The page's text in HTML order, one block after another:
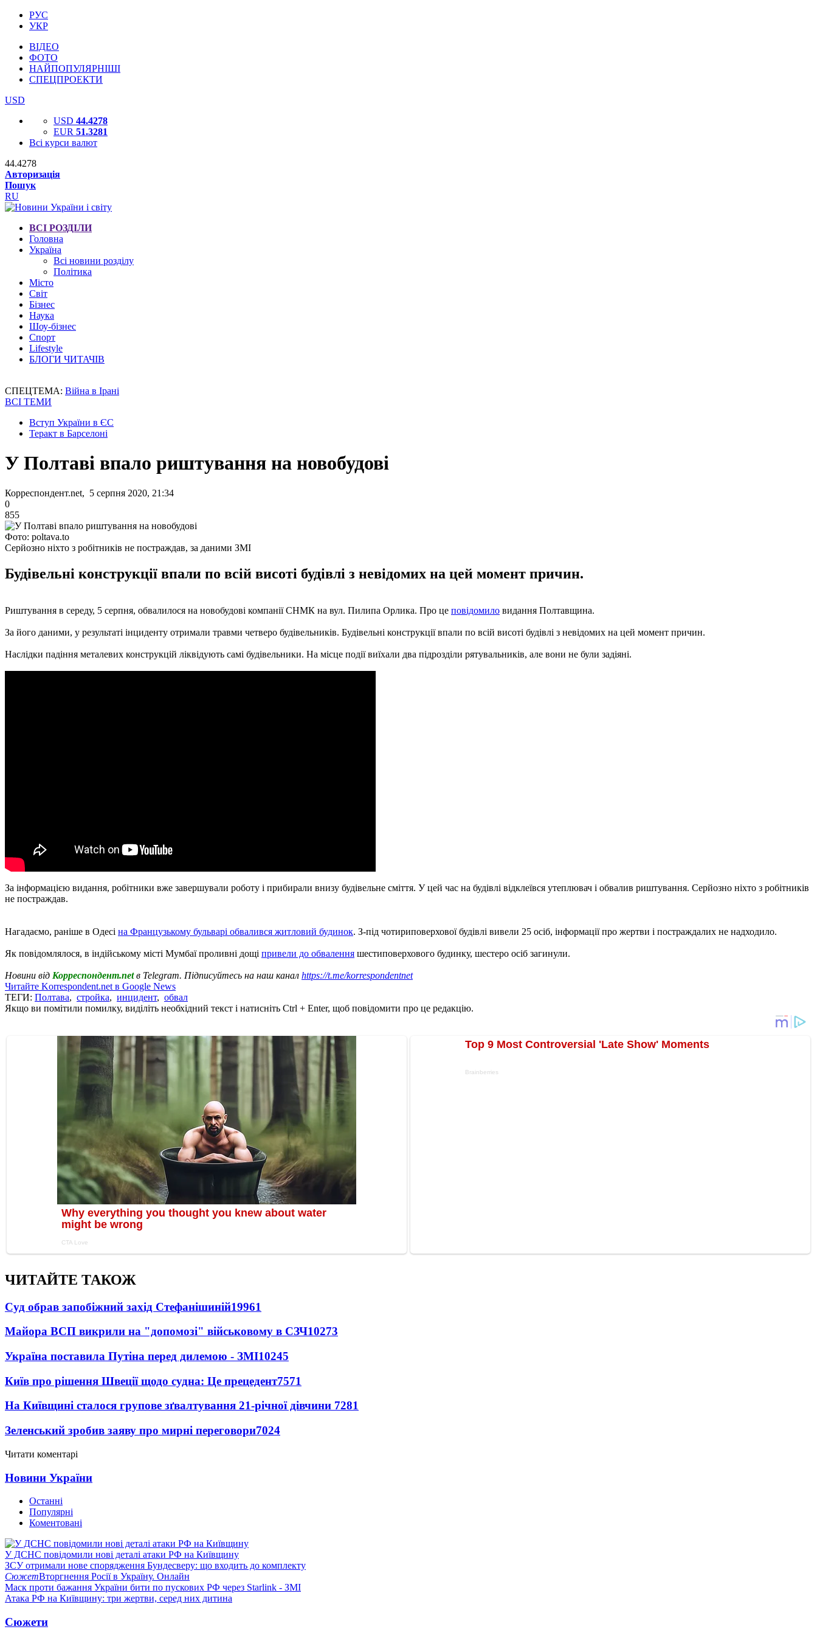
РУС
УКР
ВІДЕО
ФОТО
НАЙПОПУЛЯРНІШІ
СПЕЦПРОЕКТИ
USD
USD 44.4278
EUR 51.3281
Всі курси валют
44.4278
Авторизація
Пошук
RU
ВСІ РОЗДІЛИ
Головна
Україна
Всі новини розділу
Політика
Місто
Світ
Бізнес
Наука
Шоу-бізнес
Спорт
Lifestyle
БЛОГИ ЧИТАЧІВ
СПЕЦТЕМА: Війна в Ірані
ВСІ ТЕМИ
Вступ України в ЄС
Теракт в Барселоні
У Полтаві впало риштування на новобудові
Корреспондент.net, 5 серпня 2020, 21:34
0
855
Фото: poltava.to
Серйозно ніхто з робітників не постраждав, за даними ЗМІ
Будівельні конструкції впали по всій висоті будівлі з невідомих на цей момент причин.
Риштування в середу, 5 серпня, обвалилося на новобудові компанії СНМК на вул. Пилипа Орлика. Про це повідомило видання Полтавщина.
За його даними, у результаті інциденту отримали травми четверо будівельників. Будівельні конструкції впали по всій висоті будівлі з невідомих на цей момент причин.
Наслідки падіння металевих конструкцій ліквідують самі будівельники. На місце події виїхали два підрозділи рятувальників, але вони не були задіяні.
За інформацією видання, робітники вже завершували роботу і прибирали внизу будівельне сміття. У цей час на будівлі відклеївся утеплювач і обвалив риштування. Серйозно ніхто з робітників
не постраждав.
Нагадаємо, раніше в Одесі на Французькому бульварі обвалився житловий будинок. З-під чотириповерхової будівлі вивели 25 осіб, інформації про жертви і постраждалих не надходило.
Як повідомлялося, в індійському місті Мумбаї проливні дощі привели до обвалення шестиповерхового будинку, шестеро осіб загинули.
Новини від Корреспондент.netв Telegram. Підписуйтесь на наш канал https://t.me/korrespondentnet
Читайте Korrespondent.net в Google News
ТЕГИ: Полтава, стройка, инцидент, обвал
Якщо ви помітили помилку, виділіть необхідний текст і натисніть Ctrl + Enter, щоб повідомити про це редакцію.
ЧИТАЙТЕ ТАКОЖ
Суд обрав запобіжний захід Стефанішиній19961
Майора ВСП викрили на "допомозі" військовому в СЗЧ10273
Україна поставила Путіна перед дилемою - ЗМІ10245
Київ про рішення Швеції щодо судна: Це прецедент7571
На Київщині сталося групове зґвалтування 21-річної дівчини 7281
Зеленський зробив заяву про мирні переговори7024
Читати коментарі
Новини України
Останні
Популярні
Коментовані
У ДСНС повідомили нові деталі атаки РФ на Київщину
ЗСУ отримали нове спорядження Бундесверу: що входить до комплекту
СюжетВторгнення Росії в Україну. Онлайн
Маск проти бажання України бити по пускових РФ через Starlink - ЗМІ
Атака РФ на Київщину: три жертви, серед них дитина
Сюжети